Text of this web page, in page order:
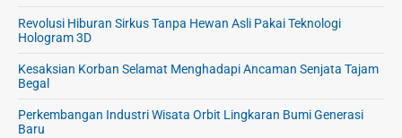
Revolusi Hiburan Sirkus Tanpa Hewan Asli Pakai Teknologi
Hologram 3D
Kesaksian Korban Selamat Menghadapi Ancaman Senjata Tajam
Begal
Perkembangan Industri Wisata Orbit Lingkaran Bumi Generasi
Baru